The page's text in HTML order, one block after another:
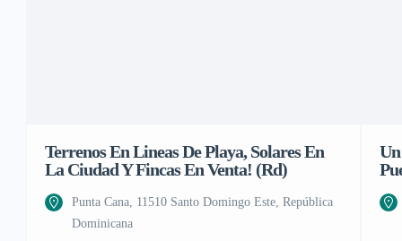
Terrenos En Lineas De Playa, Solares En
La Ciudad Y Fincas En Venta! (Rd)
Punta Cana, 11510 Santo Domingo Este, República
Dominicana